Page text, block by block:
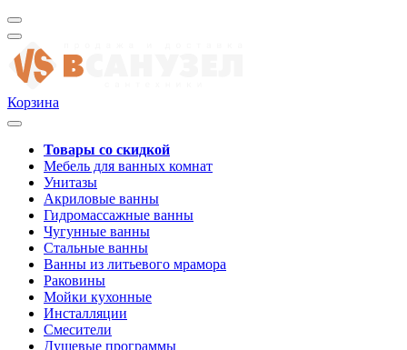
Корзина
Товары со скидкой
Мебель для ванных комнат
Унитазы
Акриловые ванны
Гидромассажные ванны
Чугунные ванны
Стальные ванны
Ванны из литьевого мрамора
Раковины
Мойки кухонные
Инсталляции
Смесители
Душевые программы